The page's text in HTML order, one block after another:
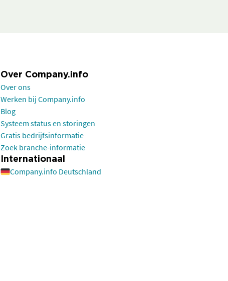
Over Company.info
Over ons
Werken bij Company.info
Blog
Systeem status en storingen
Gratis bedrijfsinformatie
Zoek branche-informatie
Internationaal
Company.info Deutschland